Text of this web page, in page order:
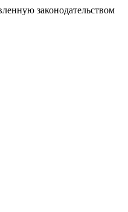
законодательством